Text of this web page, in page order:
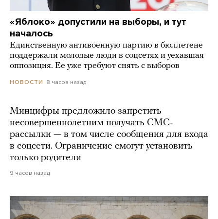
«Яблоко» допустили на выборы, и тут
началось
Единственную антивоенную партию в бюллетене
поддержали молодые люди в соцсетях и уехавшая
оппозиция. Ее уже требуют снять с выборов
НОВОСТИ 8 часов назад
Минцифры предложило запретить
несовершеннолетним получать СМС-
рассылки — в том числе сообщения для входа
в соцсети. Ограничение смогут установить
только родители
9 часов назад